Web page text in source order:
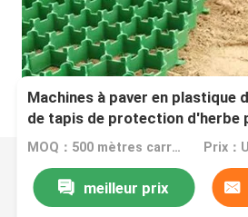
Machines à paver en plastique
de tapis de protection d'herbe
sol de renfort
MOQ：500 mètres carrés
meilleur prix